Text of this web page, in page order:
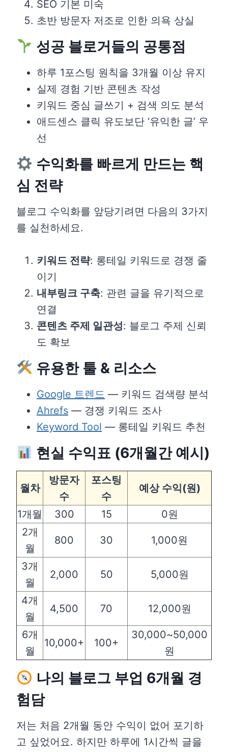
SEO 기본 미숙
초반 방문자 저조로 인한 의욕 상실
성공 블로거들의 공통점
하루 1포스팅 원칙을 3개월 이상 유지
실제 경험 기반 콘텐츠 작성
키워드 중심 글쓰기 + 검색 의도 분석
애드센스 클릭 유도보단 ‘유익한 글’ 우
선
수익화를 빠르게 만드는 핵
심 전략
블로그 수익화를 앞당기려면 다음의 3가지
를 실천하세요.
키워드 전략: 롱테일 키워드로 경쟁 줄
이기
내부링크 구축: 관련 글을 유기적으로
연결
콘텐츠 주제 일관성: 블로그 주제 신뢰
도 확보
유용한 툴 & 리소스
Google 트렌드 — 키워드 검색량 분석
Ahrefs — 경쟁 키워드 조사
Keyword Tool — 롱테일 키워드 추천
현실 수익표 (6개월간 예시)
월차
방문자
수
포스팅
수
예상 수익(원)
1개월 300 15
0원
2개
월
800 30 1,000원
3개
월
2,000 50 5,000원
4개
월
4,500 70 12,000원
6개
월
10,000+ 100+
30,000~50,000
원
나의 블로그 부업 6개월 경
험담
저는 처음 2개월 동안 수익이 없어 포기하
고 싶었어요. 하지만 하루에 1시간씩 글을